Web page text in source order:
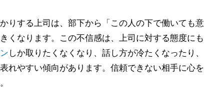
りする上司は、部下から「この人の下で働いても意
くなります。この不信感は、上司に対する態度にも
しか取りたくなくなり、話し方が冷たくなったり、
れやすい傾向があります。信頼できない相手に心を